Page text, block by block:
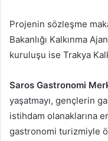
Projenin sözleşme
Bakanlığı Kalkınma
kuruluşu ise Trakya
Saros Gastronomi
yaşatmayı, gençlerin
istihdam olanaklarına
gastronomi turizmiyle